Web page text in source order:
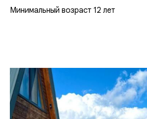
Минимальный возраст 12 лет